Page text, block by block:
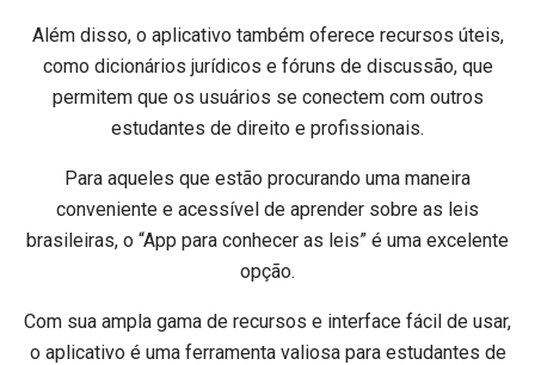
Além disso, o aplicativo também oferece recursos úteis,
como dicionários jurídicos e fóruns de discussão, que
permitem que os usuários se conectem com outros
estudantes de direito e profissionais.
Para aqueles que estão procurando uma maneira
conveniente e acessível de aprender sobre as leis
brasileiras, o “App para conhecer as leis” é uma excelente
opção.
Com sua ampla gama de recursos e interface fácil de usar,
o aplicativo é uma ferramenta valiosa para estudantes de